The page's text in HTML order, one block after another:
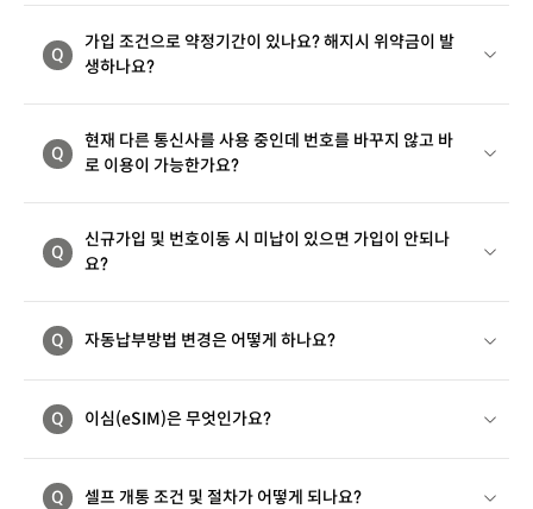
Q
가입 조건으로 약정기간이 있나요? 해지시 위약금이 발
생하나요?
Q
현재 다른 통신사를 사용 중인데 번호를 바꾸지 않고 바
로 이용이 가능한가요?
Q
신규가입 및 번호이동 시 미납이 있으면 가입이 안되나
요?
Q 자동납부방법 변경은 어떻게 하나요?
Q 이심(eSIM)은 무엇인가요?
Q 셀프 개통 조건 및 절차가 어떻게 되나요?